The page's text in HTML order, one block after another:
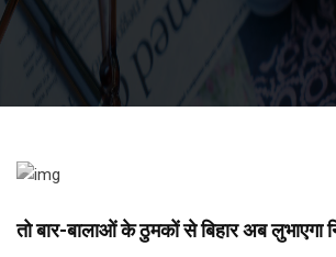
तो बार-बालाओं के ठुमकों से बिहार अब लुभाएगा